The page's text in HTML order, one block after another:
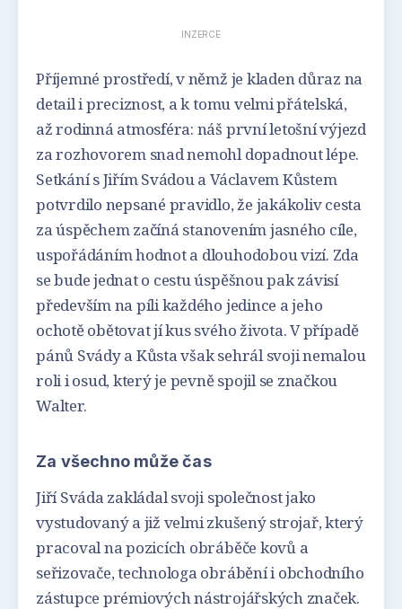
INZERCE
Příjemné prostředí, v němž je kladen důraz na
detail i preciznost, a k tomu velmi přátelská,
až rodinná atmosféra: náš první letošní výjezd
za rozhovorem snad nemohl dopadnout lépe.
Setkání s Jiřím Svádou a Václavem Kůstem
potvrdilo nepsané pravidlo, že jakákoliv cesta
za úspěchem začíná stanovením jasného cíle,
uspořádáním hodnot a dlouhodobou vizí. Zda
se bude jednat o cestu úspěšnou pak závisí
především na píli každého jedince a jeho
ochotě obětovat jí kus svého života. V případě
pánů Svády a Kůsta však sehrál svoji nemalou
roli i osud, který je pevně spojil se značkou
Walter.
Za všechno může čas
Jiří Sváda zakládal svoji společnost jako
vystudovaný a již velmi zkušený strojař, který
pracoval na pozicích obráběče kovů a
seřizovače, technologa obrábění i obchodního
zástupce prémiových nástrojářských značek.